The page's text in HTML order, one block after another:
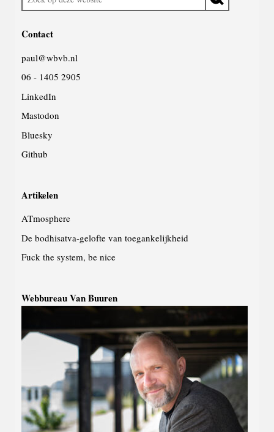
op
website
Contact
paul@wbvb.nl
06 - 1405 2905
LinkedIn
Mastodon
Bluesky
Github
Artikelen
ATmosphere
De bodhisatva-gelofte van toegankelijkheid
Fuck the system, be nice
Webbureau Van Buuren